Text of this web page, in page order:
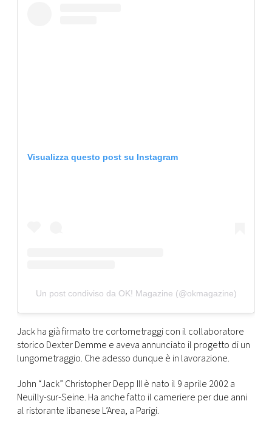
Visualizza questo post su Instagram
Un post condiviso da OK! Magazine (@okmagazine)
Jack ha già firmato tre cortometraggi con il collaboratore
storico Dexter Demme e aveva annunciato il progetto di un
lungometraggio. Che adesso dunque è in lavorazione.
John “Jack” Christopher Depp III è nato il 9 aprile 2002 a
Neuilly-sur-Seine. Ha anche fatto il cameriere per due anni
al ristorante libanese L’Area, a Parigi.